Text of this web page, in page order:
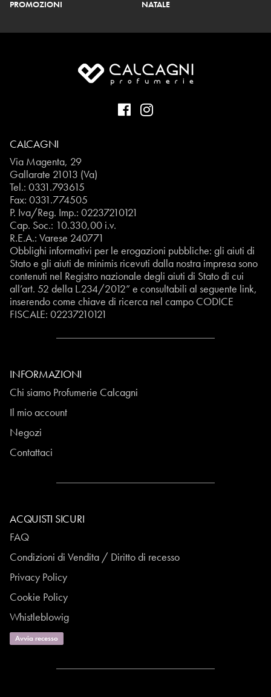
PROMOZIONI NATALE
CALCAGNI
Via Magenta, 29
Gallarate 21013 (Va)
Tel.: 0331.793615
Fax: 0331.774505
P. Iva/Reg. Imp.: 02237210121
Cap. Soc.: 10.330,00 i.v.
R.E.A.: Varese 240771
Obblighi informativi per le erogazioni pubbliche: gli aiuti di
Stato e gli aiuti de minimis ricevuti dalla nostra impresa sono
contenuti nel Registro nazionale degli aiuti di Stato di cui
all’art. 52 della L.234/2012” e consultabili al seguente link,
inserendo come chiave di ricerca nel campo CODICE
FISCALE: 02237210121
INFORMAZIONI
Chi siamo Profumerie Calcagni
Il mio account
Negozi
Contattaci
ACQUISTI SICURI
FAQ
Condizioni di Vendita / Diritto di recesso
Privacy Policy
Cookie Policy
Whistleblowig
Avvia recesso